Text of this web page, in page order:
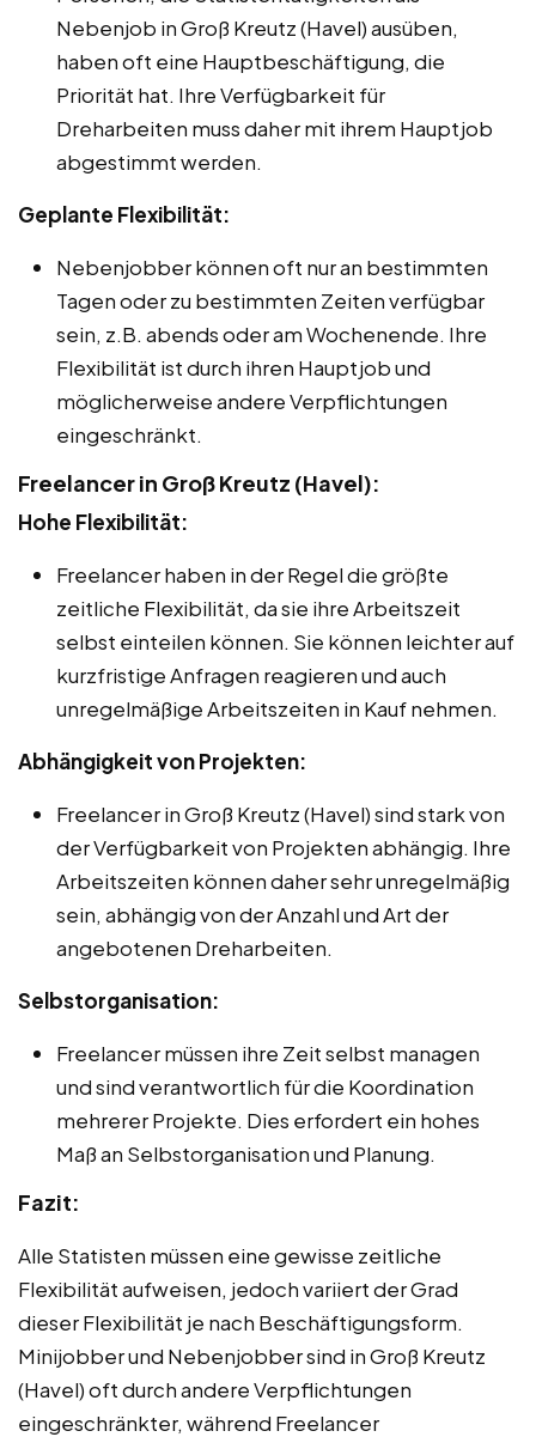
Nebenjob in Groß Kreutz (Havel) ausüben,
haben oft eine Hauptbeschäftigung, die
Priorität hat. Ihre Verfügbarkeit für
Dreharbeiten muss daher mit ihrem Hauptjob
abgestimmt werden.
Geplante Flexibilität:
Nebenjobber können oft nur an bestimmten
Tagen oder zu bestimmten Zeiten verfügbar
sein, z.B. abends oder am Wochenende. Ihre
Flexibilität ist durch ihren Hauptjob und
möglicherweise andere Verpflichtungen
eingeschränkt.
Freelancer in Groß Kreutz (Havel):
Hohe Flexibilität:
Freelancer haben in der Regel die größte
zeitliche Flexibilität, da sie ihre Arbeitszeit
selbst einteilen können. Sie können leichter auf
kurzfristige Anfragen reagieren und auch
unregelmäßige Arbeitszeiten in Kauf nehmen.
Abhängigkeit von Projekten:
Freelancer in Groß Kreutz (Havel) sind stark von
der Verfügbarkeit von Projekten abhängig. Ihre
Arbeitszeiten können daher sehr unregelmäßig
sein, abhängig von der Anzahl und Art der
angebotenen Dreharbeiten.
Selbstorganisation:
Freelancer müssen ihre Zeit selbst managen
und sind verantwortlich für die Koordination
mehrerer Projekte. Dies erfordert ein hohes
Maß an Selbstorganisation und Planung.
Fazit:
Alle Statisten müssen eine gewisse zeitliche
Flexibilität aufweisen, jedoch variiert der Grad
dieser Flexibilität je nach Beschäftigungsform.
Minijobber und Nebenjobber sind in Groß Kreutz
(Havel) oft durch andere Verpflichtungen
eingeschränkter, während Freelancer